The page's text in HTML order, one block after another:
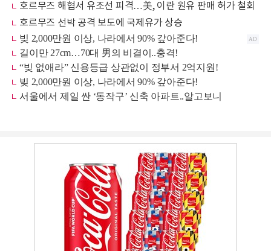
호르무즈 해협서 유조선 피격…美, 이란 원유 판매 허가 철회
호르무즈 선박 공격 보도에 국제유가 상승